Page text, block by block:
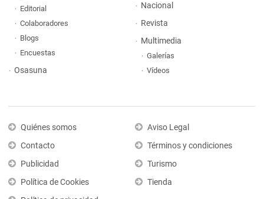
Editorial
Colaboradores
Blogs
Encuestas
Osasuna
Nacional
Revista
Multimedia
Galerías
Vídeos
Quiénes somos
Contacto
Publicidad
Política de Cookies
Aviso Legal
Términos y condiciones
Turismo
Tienda